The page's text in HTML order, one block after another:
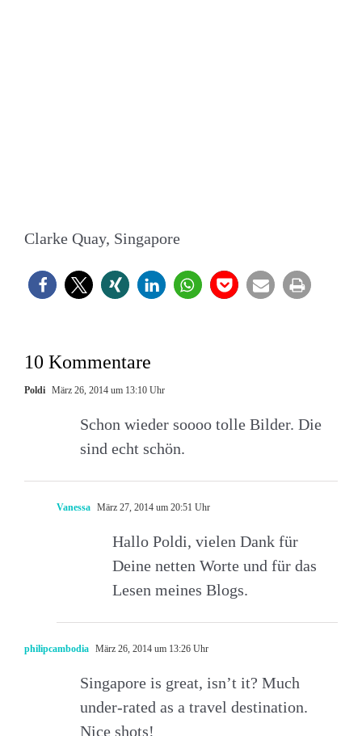
Clarke Quay, Singapore
10 Kommentare
Poldi März 26, 2014 um 13:10 Uhr
Schon wieder soooo tolle Bilder. Die
sind echt schön.
Vanessa März 27, 2014 um 20:51 Uhr
Hallo Poldi, vielen Dank für
Deine netten Worte und für das
Lesen meines Blogs.
philipcambodia März 26, 2014 um 13:26 Uhr
Singapore is great, isn’t it? Much
under-rated as a travel destination.
Nice shots!